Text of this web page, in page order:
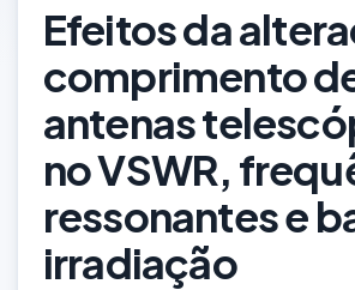
Efeitos da
comprimento
antenas
no VSWR,
ressonantes e
irradiação